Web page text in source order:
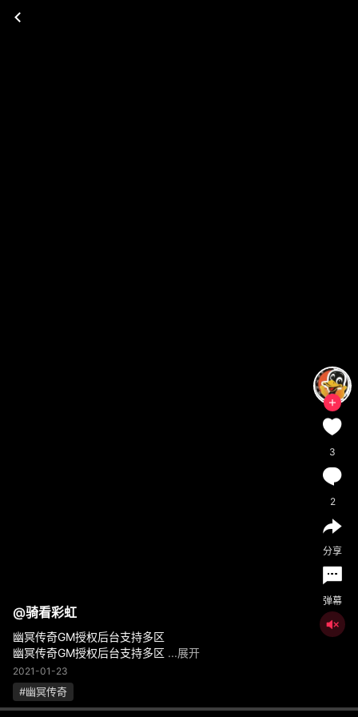
@骑看彩虹
幽冥传奇GM授权后台支持多区
幽冥传奇GM授权后台支持多区 ...展开
2021-01-23
#幽冥传奇
3
2
分享
弹幕